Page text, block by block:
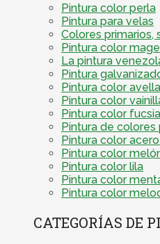
Pintura color perla
Pintura para velas
Colores primarios,
Pintura color
La pintura
Pintura
Pintura color
Pintura color
Pintura color fucsia
Pintura de colores
Pintura color
Pintura color
Pintura color lila
Pintura color
Pintura color
CATEGORÍAS DE